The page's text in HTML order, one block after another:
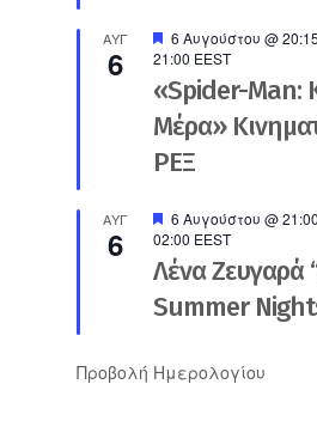
ΑΥΓ
6
Προτεινόμενο
6 Αυγούστου @ 20:15
21:00 EEST
«Spider-Man:
Μέρα»
ΡΕΞ
ΑΥΓ
6
Προτεινόμενο
6 Αυγούστου @ 21:00
02:00 EEST
Λένα Ζευγαρά
Summer
Προβολή Ημερολογίου